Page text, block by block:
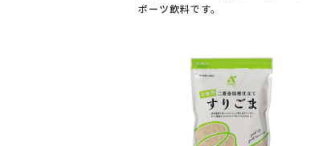
ポーツ飲料です。